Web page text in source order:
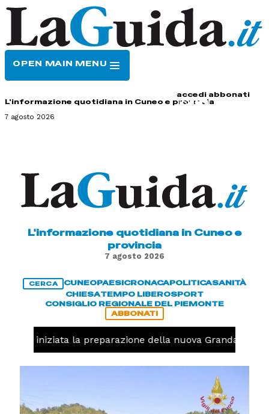
OPEN MAIN MENU
accedi abbonati
L'informazione quotidiana in Cuneo e provincia
7 agosto 2026
L'informazione quotidiana in Cuneo e
provincia
7 agosto 2026
CERCA CUNEOPAESICRONACAPOLITICASANITÀ
CHIESATEMPO LIBEROSPORT
CONSIGLIO REGIONALE DEL PIEMONTE
ABBONATI
iniziata la preparazione della nuova Granda Volley